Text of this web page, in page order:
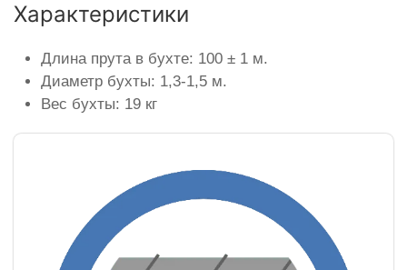
Характеристики
Длина прута в бухте: 100 ± 1 м.
Диаметр бухты: 1,3-1,5 м.
Вес бухты: 19 кг